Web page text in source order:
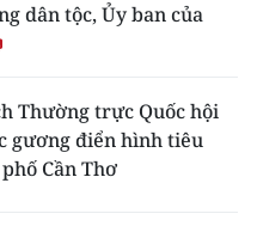
dân tộc, Ủy ban của
Thường trực Quốc hội
gương điển hình tiêu
Cần Thơ